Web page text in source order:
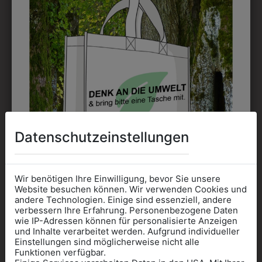
EMBLEM
Kann gestickt oder bedruckt werden. Sehr vielseitig
einsetzbar und beim Sticken wieder ab 1 Stück
möglich.
DRUCK
Perfekt für große Logos und für kleine Details, jedoch
möglich. Waschbar bis zu 60°C.
DAS KÖNNTE IHNEN
AUCH GEFALLEN
Datenschutzeinstellungen
Wir benötigen Ihre Einwilligung, bevor Sie unsere
Website besuchen können. Wir verwenden Cookies und
andere Technologien. Einige sind essenziell, andere
verbessern Ihre Erfahrung. Personenbezogene Daten
wie IP-Adressen können für personalisierte Anzeigen
und Inhalte verarbeitet werden. Aufgrund individueller
Einstellungen sind möglicherweise nicht alle
Funktionen verfügbar.
Informationen wenn Sie
Kleidung